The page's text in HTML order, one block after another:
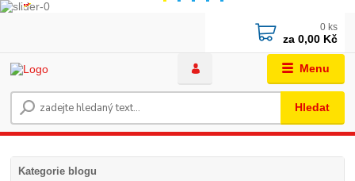
Menu
Hledat
0 ks
za 0,00 Kč
Kategorie blogu